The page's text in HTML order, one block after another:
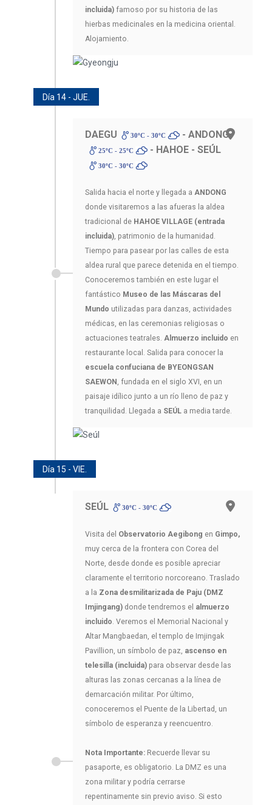
incluida) famoso por su historia de las
hierbas medicinales en la medicina oriental.
Alojamiento.
Día 14 - JUE.
DAEGU 30ºC - 30ºC - ANDONG
25ºC - 25ºC - HAHOE - SEÚL
30ºC - 30ºC
Salida hacia el norte y llegada a ANDONG
donde visitaremos a las afueras la aldea
tradicional de HAHOE VILLAGE (entrada
incluida), patrimonio de la humanidad.
Tiempo para pasear por las calles de esta
aldea rural que parece detenida en el tiempo.
Conoceremos también en este lugar el
fantástico Museo de las Máscaras del
Mundo utilizadas para danzas, actividades
médicas, en las ceremonias religiosas o
actuaciones teatrales. Almuerzo incluido en
restaurante local. Salida para conocer la
escuela confuciana de BYEONGSAN
SAEWON, fundada en el siglo XVI, en un
paisaje idílico junto a un río lleno de paz y
tranquilidad. Llegada a SEÚL a media tarde.
Día 15 - VIE.
SEÚL 30ºC - 30ºC
Visita del Observatorio Aegibong en Gimpo,
muy cerca de la frontera con Corea del
Norte, desde donde es posible apreciar
claramente el territorio norcoreano. Traslado
a la Zona desmilitarizada de Paju (DMZ
Imjingang) donde tendremos el almuerzo
incluido. Veremos el Memorial Nacional y
Altar Mangbaedan, el templo de Imjingak
Pavillion, un símbolo de paz, ascenso en
telesilla (incluida) para observar desde las
alturas las zonas cercanas a la línea de
demarcación militar. Por último,
conoceremos el Puente de la Libertad, un
símbolo de esperanza y reencuentro.
Nota Importante: Recuerde llevar su
pasaporte, es obligatorio. La DMZ es una
zona militar y podría cerrarse
repentinamente sin previo aviso. Si esto